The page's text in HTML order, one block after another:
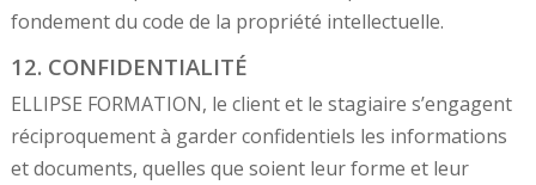
fondement du code de la propriété intellectuelle.
12. CONFIDENTIALITÉ
ELLIPSE FORMATION, le client et le stagiaire s’engagent
réciproquement à garder confidentiels les informations
et documents, quelles que soient leur forme et leur